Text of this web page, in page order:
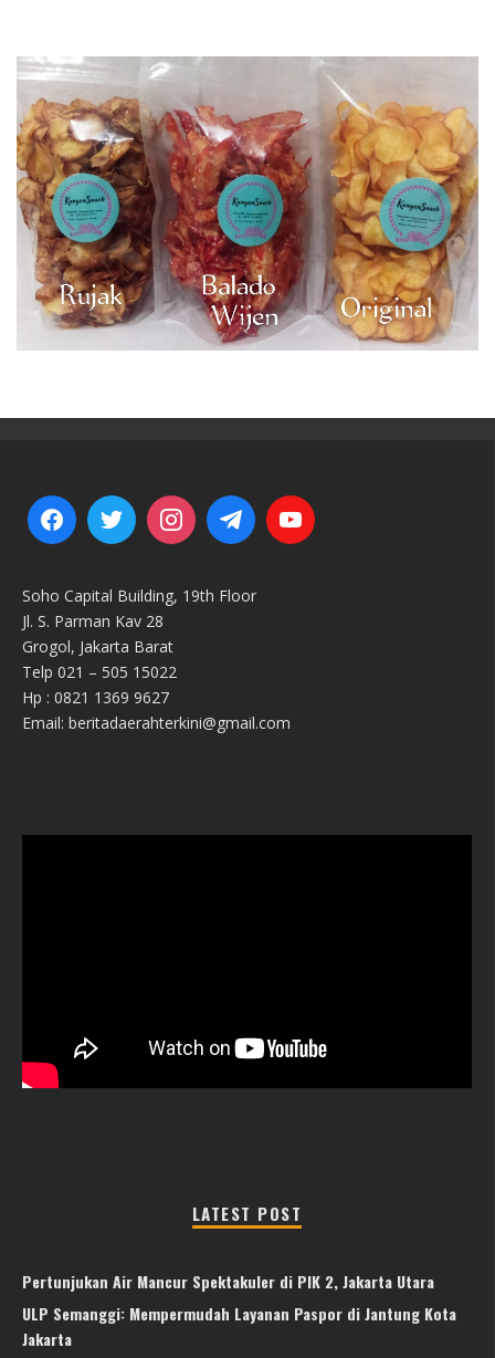
Soho Capital Building, 19th Floor
Jl. S. Parman Kav 28
Grogol, Jakarta Barat
Telp 021 – 505 15022
Hp : 0821 1369 9627
Email: beritadaerahterkini@gmail.com
LATEST POST
Pertunjukan Air Mancur Spektakuler di PIK 2, Jakarta Utara
ULP Semanggi: Mempermudah Layanan Paspor di Jantung Kota
Jakarta